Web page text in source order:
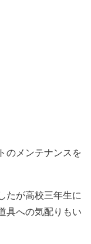
のメンテナンスを
たが高校三年生に
具への気配りもい